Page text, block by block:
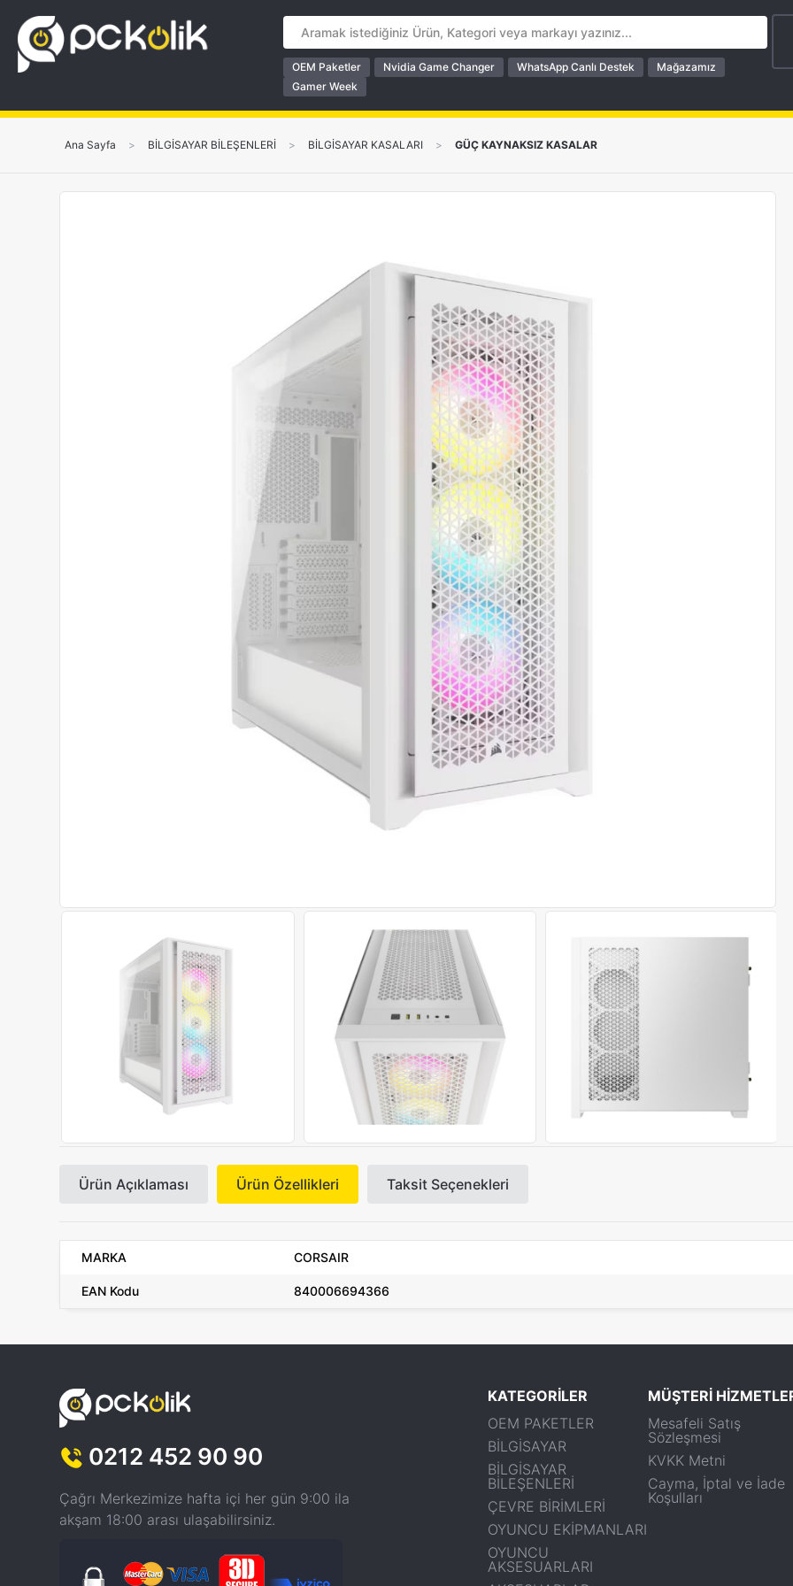
OEM Paketler Nvidia Game Changer WhatsApp Canlı Destek
Mağazamız
Gamer Week
Ana Sayfa > BİLGİSAYAR BİLEŞENLERİ > BİLGİSAYAR KASALARI > GÜÇ KAYNAKSIZ KASALAR
Ürün Açıklaması Ürün Özellikleri Taksit Seçenekleri
MARKA CORSAIR
EAN Kodu 840006694366
0212 452 90 90
Çağrı Merkezimize hafta içi her gün 9:00 ila
akşam 18:00 arası ulaşabilirsiniz.
KATEGORİLER
OEM PAKETLER
BİLGİSAYAR
BİLGİSAYAR
BİLEŞENLERİ
ÇEVRE BİRİMLERİ
OYUNCU EKİPMANLARI
OYUNCU
AKSESUARLARI
MÜŞTERİ
Mesafeli Satış
Sözleşmesi
KVKK Metni
Cayma, İptal ve İade
Koşulları